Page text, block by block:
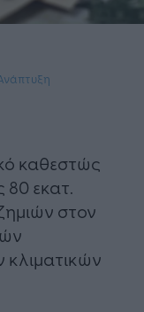
καθεστώς
80 εκατ.
στον